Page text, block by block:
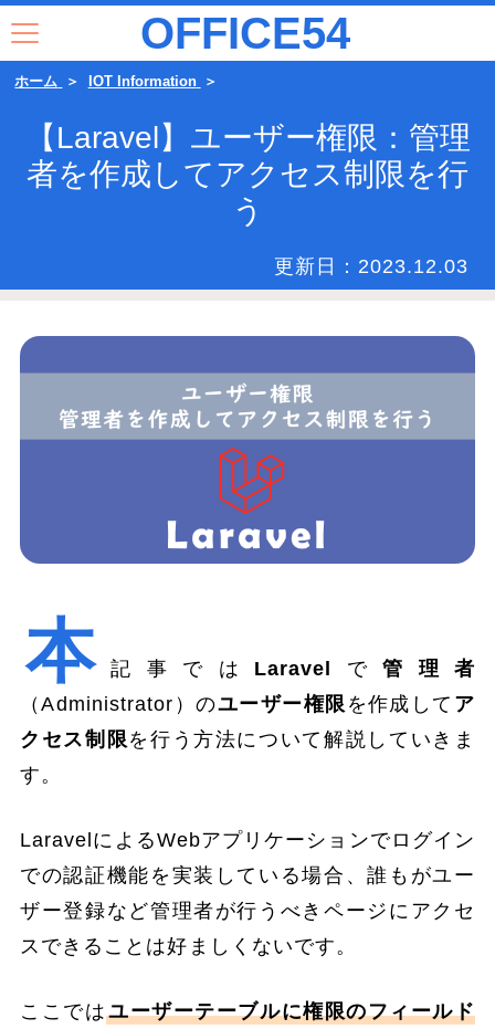
OFFICE54
ホーム IOT Information
【Laravel】ユーザー権限：管理
者を作成してアクセス制限を行
う
更新日： 2023.12.03
本記事では Laravel で管理者
（Administrator）のユーザー権限 を作成して ア
クセス制限を行う方法について解説していきま
す。
LaravelによるWebアプリケーションでログイン
での認証機能を実装している場合、誰もがユー
ザー登録など管理者が行うべきページにアクセ
スできることは好ましくないです。
ここではユーザーテーブルに権限のフィールド